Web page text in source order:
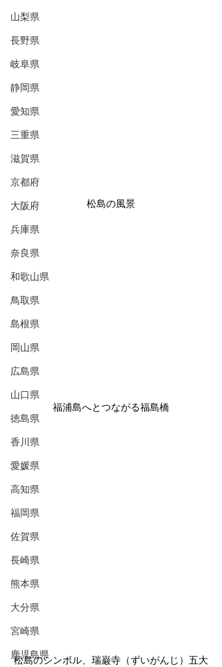
山梨県
長野県
岐阜県
静岡県
愛知県
三重県
滋賀県
京都府
大阪府
兵庫県
奈良県
和歌山県
鳥取県
島根県
岡山県
広島県
山口県
徳島県
香川県
愛媛県
高知県
福岡県
佐賀県
長崎県
熊本県
大分県
宮崎県
鹿児島県
松島の風景
福浦島へとつながる福島橋
松島のシンボル、瑞巌寺（ずいがんじ）五大